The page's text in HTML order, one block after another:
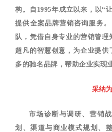
构。自1995年成立以来，以“
提供全案品牌营销咨询服务
队，凭借自身专业的营销管理
超凡的智慧创意，为企业提
多的驰名品牌，帮助企业实现
采纳
市场诊断与调研、营销
划、渠道与商业模式规划、